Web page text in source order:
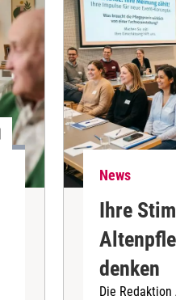
News
Ihre
denken
Die